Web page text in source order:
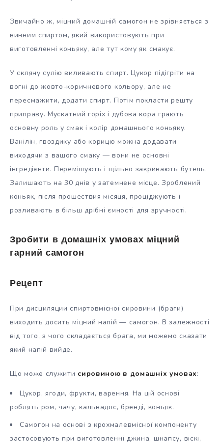
Звичайно ж, міцний домашній самогон не зрівняється з
винним спиртом, який використовують при
виготовленні коньяку, але тут кому як смакує.
У скляну сулію виливають спирт. Цукор підігріти на
вогні до жовто-коричневого кольору, але не
пересмажити, додати спирт. Потім покласти решту
приправу. Мускатний горіх і дубова кора грають
основну роль у смак і колір домашнього коньяку.
Ванілін, гвоздику або корицю можна додавати
виходячи з вашого смаку — вони не основні
інгредієнти. Перемішують і щільно закривають бутель.
Залишають на 30 днів у затемнене місце. Зроблений
коньяк, після прошествия місяця, проціджують і
розливають в більш дрібні ємності для зручності.
Зробити в домашніх умовах міцний
гарний самогон
Рецепт
При дисциляции спиртовмісної сировини (браги)
виходить досить міцний напій — самогон. В залежності
від того, з чого складається брага, ми можемо сказати
який напій вийде.
Що може служити сировиною в домашніх умовах:
Цукор, ягоди, фрукти, варення. На цій основі
роблять ром, чачу, кальвадос, бренді, коньяк.
Самогон на основі з крохмалевмісної компоненту
застосовують при виготовленні джина, шнапсу, віскі,